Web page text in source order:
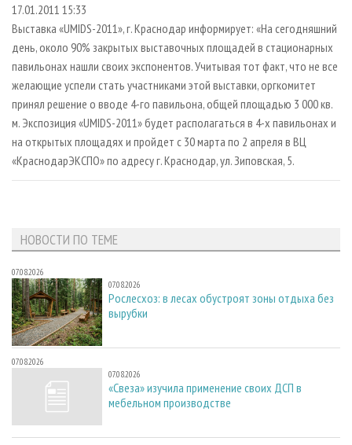
ЛЕСОПИЛЕНИЕ
ДЕРЕВООБРАБОТКА
СУШКА ДРЕВЕСИНЫ
ПРОИЗВОДСТВО ДРЕВЕСНЫХ ПЛИТ
ДЕРЕВЯННОЕ ДОМОСТРОЕНИЕ
ПРОИЗВОДСТВО МЕБЕЛИ
БИОЭНЕРГЕТИКА
НОВОСТИ ЖУРНАЛА
НОВОСТИ КОМПАНИЙ
ПРЕДПРИЯТИЯ ЛПК
ЛЕСНЫЕ РЕГИОНЫ РОССИИ
ПЕРСОНЫ
МОБИЛЬНЫЕ ВЫСТАВКИ
ОФИЦИАЛЬНЫЕ ДЕЛЕГАЦИИ
ПРИОРИТЕТНЫЕ ИНВЕСТПРОЕКТЫ
RUSSIAN FORESTRY REVIEW
АРХИВ ЖУРНАЛОВ
СТАТЬИ
О ЖУРНАЛЕ
ПОДПИСКА
КОНТАКТЫ
РЕКЛАМОДАТЕЛЯМ
РЕКЛАМА
РЕКЛАМА НА САЙТЕ
17.01.2011 15:33
Выставка «UMIDS-2011», г. Краснодар информирует: «На сегодняшний
день, около 90% закрытых выставочных площадей в стационарных
павильонах нашли своих экспонентов. Учитывая тот факт, что не все
желающие успели стать участниками этой выставки, оргкомитет
принял решение о вводе 4-го павильона, общей площадью 3 000 кв.
м. Экспозиция «UMIDS-2011» будет располагаться в 4-х павильонах и
на открытых площадях и пройдет с 30 марта по 2 апреля в ВЦ
«КраснодарЭКСПО» по адресу г. Краснодар, ул. Зиповская, 5.
НОВОСТИ ПО ТЕМЕ
07.08.2026
07.08.2026
Рослесхоз: в лесах обустроят зоны отдыха без
вырубки
07.08.2026
07.08.2026
«Свеза» изучила применение своих ДСП в
мебельном производстве